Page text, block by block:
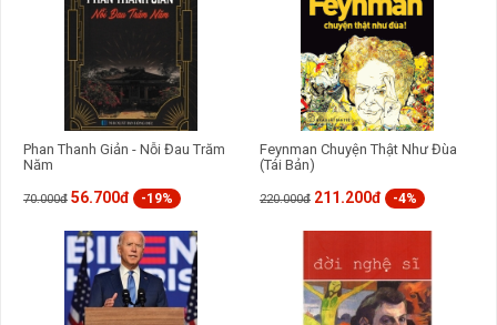
Phan Thanh Giản - Nỗi Đau Trăm
Năm
70.000đ 56.700đ -19%
Feynman Chuyện Thật Như Đùa
(Tái Bản)
220.000đ 211.200đ -4%